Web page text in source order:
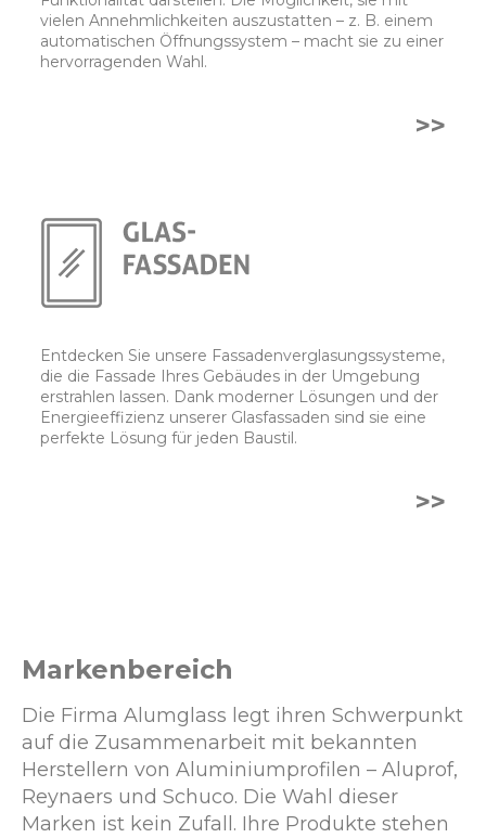
vielen Annehmlichkeiten auszustatten – z. B. einem
automatischen Öffnungssystem – macht sie zu einer
hervorragenden Wahl.
>>
Entdecken Sie unsere Fassadenverglasungssysteme,
die die Fassade Ihres Gebäudes in der Umgebung
erstrahlen lassen. Dank moderner Lösungen und der
Energieeffizienz unserer Glasfassaden sind sie eine
perfekte Lösung für jeden Baustil.
>>
Markenbereich
Die Firma Alumglass legt ihren Schwerpunkt
auf die Zusammenarbeit mit bekannten
Herstellern von Aluminiumprofilen – Aluprof,
Reynaers und Schuco. Die Wahl dieser
Marken ist kein Zufall. Ihre Produkte stehen